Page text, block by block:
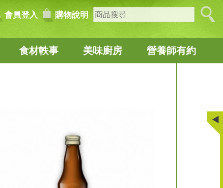
會員登入 購物說明
食材軼事 美味廚房 營養師有約